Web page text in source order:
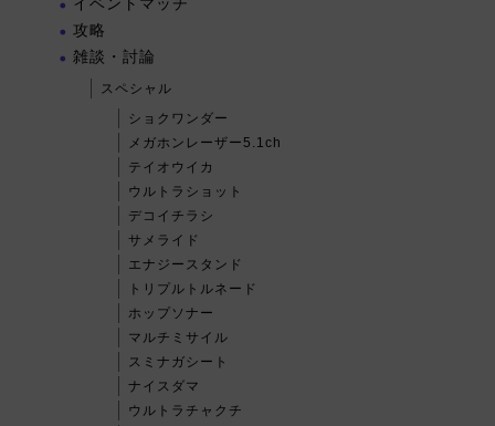
イベントマッチ
攻略
雑談・討論
スペシャル
ショクワンダー
メガホンレーザー5.1ch
テイオウイカ
ウルトラショット
デコイチラシ
サメライド
エナジースタンド
トリプルトルネード
ホップソナー
マルチミサイル
スミナガシート
ナイスダマ
ウルトラチャクチ